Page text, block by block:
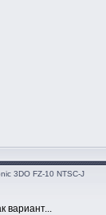
3DO FZ-10 NTSC-J
вариант...